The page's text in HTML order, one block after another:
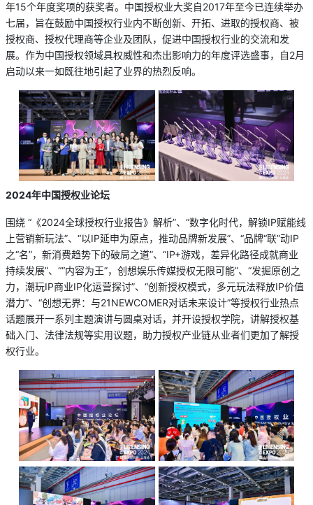
年15个年度奖项的获奖者。中国授权业大奖自2017年至今已连续举办
七届，旨在鼓励中国授权行业内不断创新、开拓、进取的授权商、被
授权商、授权代理商等企业及团队，促进中国授权行业的交流和发
展。作为中国授权领域具权威性和杰出影响力的年度评选盛事，自2月
启动以来一如既往地引起了业界的热烈反响。
2024年中国授权业论坛
围绕 “《2024全球授权行业报告》解析”、“数字化时代，解锁IP赋能线
上营销新玩法”、“以IP延申为原点，推动品牌新发展”、“品牌“联”动IP
之“名”，新消费趋势下的破局之道”、“IP+游戏，差异化路径成就商业
持续发展”、““内容为王”，创想娱乐传媒授权无限可能”、“发掘原创之
力，潮玩IP商业IP化运营探讨”、“创新授权模式，多元玩法释放IP价值
潜力”、“创想无界：与21NEWCOMER对话未来设计”等授权行业热点
话题展开一系列主题演讲与圆桌对话，并开设授权学院，讲解授权基
础入门、法律法规等实用议题，助力授权产业链从业者们更加了解授
权行业。